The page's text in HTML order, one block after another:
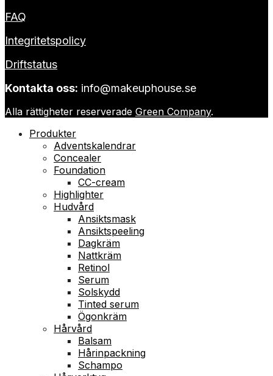
FAQ
Integritetspolicy
Driftstatus
Kontakta oss: info@makeuphouse.se
Alla rättigheter reserverade Green Company.
Produkter
Adventskalendrar
Concealer
Foundation
CC-cream
Highlighter
Hudvård
Ansiktsmask
Ansiktspeeling
Dagkräm
Nattkräm
Retinol
Serum
Solskydd
Tinted serum
Ögonkräm
Hårvård
Balsam
Hårinpackning
Schampo